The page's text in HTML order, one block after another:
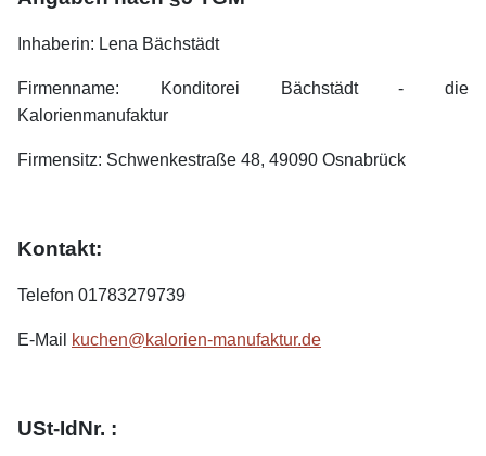
Inhaberin: Lena Bächstädt
Firmenname: Konditorei Bächstädt - die
Kalorienmanufaktur
Firmensitz: Schwenkestraße 48, 49090 Osnabrück
Kontakt:
Telefon 01783279739
E-Mail kuchen@kalorien-manufaktur.de
USt-IdNr. :